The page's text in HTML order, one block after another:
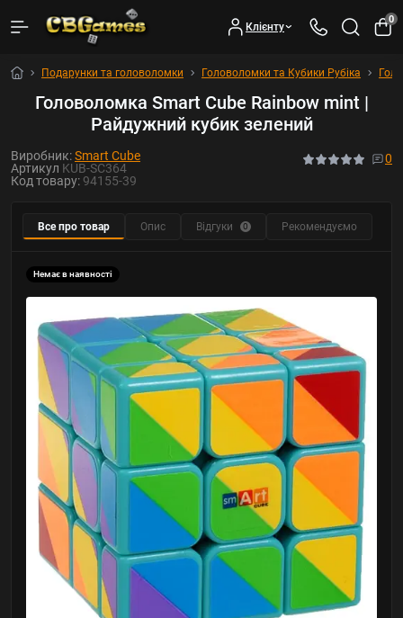
Клієнту
0
Подарунки та головоломки Головоломки та Кубики Рубіка
Головоломка Smart Cube Rainbow mint |
Райдужний кубик зелений
Виробник:Smart Cube
Артикул KUB-SC364
Код товару: 94155-39
0
Все про товар Опис Відгуки 0 Рекомендуємо
Немає в наявності